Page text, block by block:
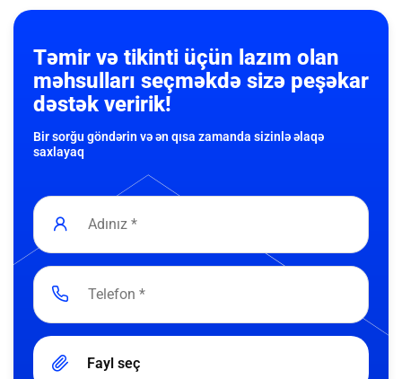
Təmir və tikinti üçün lazım olan
məhsulları seçməkdə sizə peşəkar
dəstək veririk!
Bir sorğu göndərin və ən qısa zamanda sizinlə əlaqə
saxlayaq
Fayl seç